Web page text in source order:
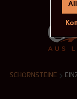
SCHORNSTEINE